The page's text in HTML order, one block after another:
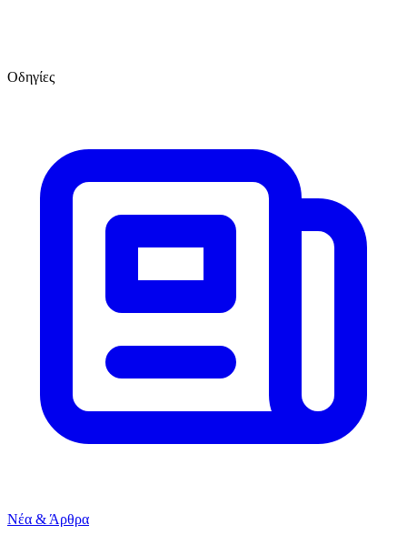
Οδηγίες
Νέα & Άρθρα